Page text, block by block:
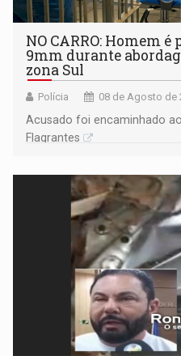
NO CARRO: Homem
9mm durante
zona Sul
Polícia 08 de Agosto de
Acusado foi encaminhado
Flagrantes